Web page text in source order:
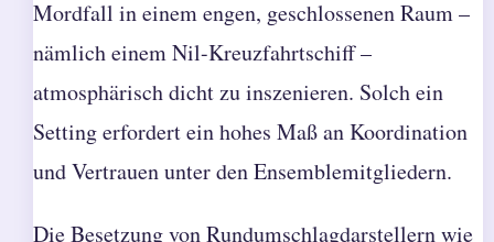
Mordfall in einem engen, geschlossenen Raum –
nämlich einem Nil-Kreuzfahrtschiff –
atmosphärisch dicht zu inszenieren. Solch ein
Setting erfordert ein hohes Maß an Koordination
und Vertrauen unter den Ensemblemitgliedern.
Die Besetzung von Rundumschlagdarstellern wie